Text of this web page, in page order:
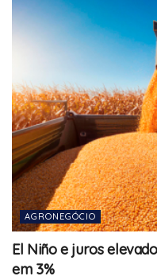
AGRONEGÓCIO
El Niño e juros
em 3%